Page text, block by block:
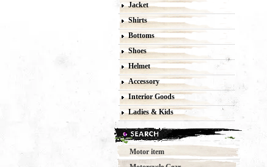
Jacket
Shirts
Bottoms
Shoes
Helmet
Accessory
Interior Goods
Ladies & Kids
Motor item